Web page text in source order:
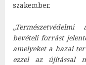
szakember.
bevételi forrást
amelyeket a hazai
ezzel az újítással